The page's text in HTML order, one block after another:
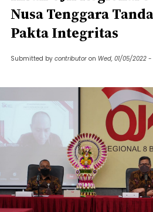
Nusa Tenggara
Pakta Integritas
Submitted by contributor on Wed, 01/05/2022 -